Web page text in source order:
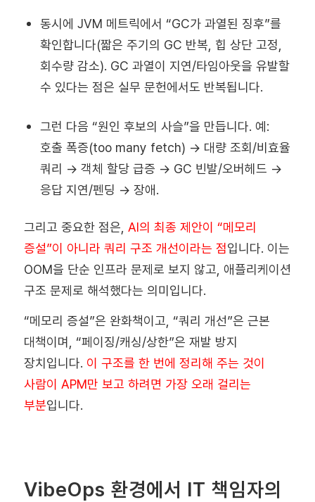
동시에 JVM 메트릭에서 “GC가 과열된 징후”를
확인합니다(짧은 주기의 GC 반복, 힙 상단 고정,
회수량 감소). GC 과열이 지연/타임아웃을 유발할
수 있다는 점은 실무 문헌에서도 반복됩니다.
그런 다음 “원인 후보의 사슬”을 만듭니다. 예:
호출 폭증(too many fetch) → 대량 조회/비효율
쿼리 → 객체 할당 급증 → GC 빈발/오버헤드 →
응답 지연/펜딩 → 장애.
그리고 중요한 점은, AI의 최종 제안이 “메모리
증설”이 아니라 쿼리 구조 개선이라는 점입니다. 이는
OOM을 단순 인프라 문제로 보지 않고, 애플리케이션
구조 문제로 해석했다는 의미입니다.
“메모리 증설”은 완화책이고, “쿼리 개선”은 근본
대책이며, “페이징/캐싱/상한”은 재발 방지
장치입니다. 이 구조를 한 번에 정리해 주는 것이
사람이 APM만 보고 하려면 가장 오래 걸리는
부분입니다.
VibeOps 환경에서 IT 책임자의